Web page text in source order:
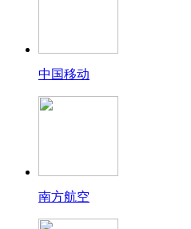
中国移动
南方航空